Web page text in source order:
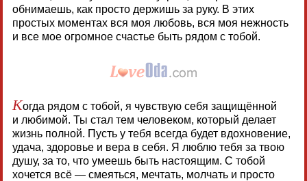
обнимаешь, как просто держишь за руку. В этих
простых моментах вся моя любовь, вся моя нежность
и все мое огромное счастье быть рядом с тобой.
Когда рядом с тобой, я чувствую себя защищённой
и любимой. Ты стал тем человеком, который делает
жизнь полной. Пусть у тебя всегда будет вдохновение,
удача, здоровье и вера в себя. Я люблю тебя за твою
душу, за то, что умеешь быть настоящим. С тобой
хочется всё — смеяться, мечтать, молчать и просто